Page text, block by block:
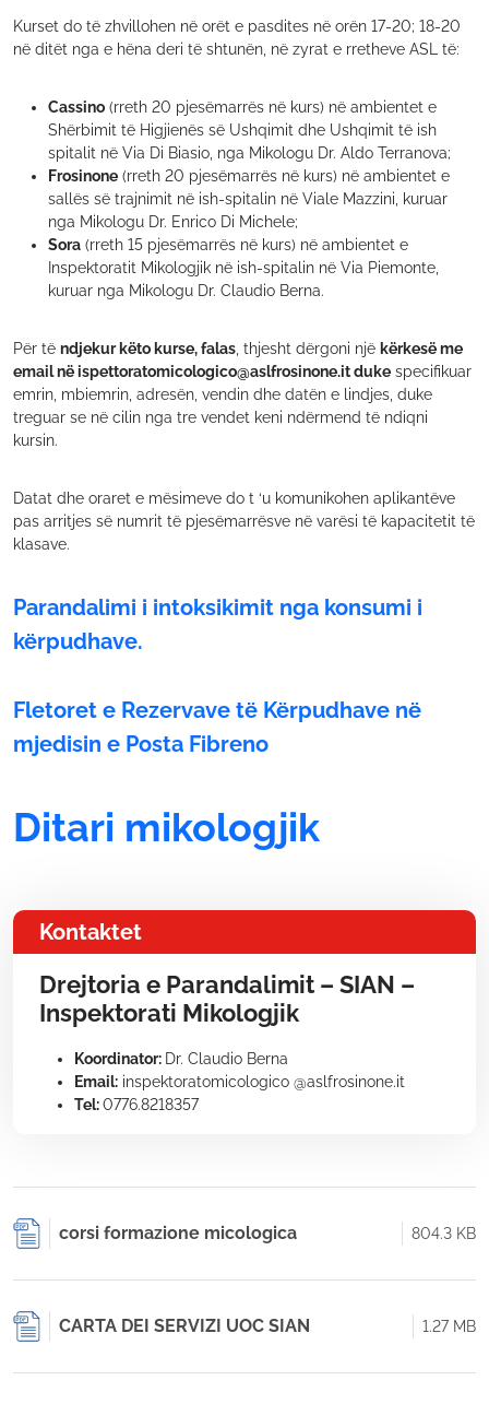
Kurset do të zhvillohen në orët e pasdites në orën 17-20; 18-20
në ditët nga e hëna deri të shtunën, në zyrat e rretheve ASL të:
Cassino (rreth 20 pjesëmarrës në kurs) në ambientet e
Shërbimit të Higjienës së Ushqimit dhe Ushqimit të ish
spitalit në Via Di Biasio, nga Mikologu Dr. Aldo Terranova;
Frosinone (rreth 20 pjesëmarrës në kurs) në ambientet e
sallës së trajnimit në ish-spitalin në Viale Mazzini, kuruar
nga Mikologu Dr. Enrico Di Michele;
Sora (rreth 15 pjesëmarrës në kurs) në ambientet e
Inspektoratit Mikologjik në ish-spitalin në Via Piemonte,
kuruar nga Mikologu Dr. Claudio Berna.
Për të ndjekur këto kurse, falas , thjesht dërgoni një kërkesë me
email në ispettoratomicologico@aslfrosinone.it duke specifikuar
emrin , mbiemrin, adresën, vendin dhe datën e lindjes, duke
treguar se në cilin nga tre vendet keni ndërmend të ndiqni
kursin.
Datat dhe oraret e mësimeve do t ‘u komunikohen aplikantëve
pas arritjes së numrit të pjesëmarrësve në varësi të kapacitetit të
klasave.
Parandalimi i intoksikimit nga konsumi i
kërpudhave.
Fletoret e Rezervave të Kërpudhave në
mjedisin e Posta Fibreno
Ditari mikologjik
Kontaktet
Drejtoria e Parandalimit – SIAN –
Inspektorati Mikologjik
Koordinator: Dr. Claudio Berna
Email: inspektoratomicologico @aslfrosinone.it
Tel:0776.8218357
corsi formazione micologica 804.3 KB
CARTA DEI SERVIZI UOC SIAN 1.27 MB